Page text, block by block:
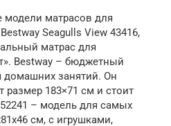
матрасов для
Seagulls View 43416,
матрас для
Bestway – бюджетный
домашних занятий. Он
размер 183×71 см и стоит
– модель для самых
см, с игрушками,